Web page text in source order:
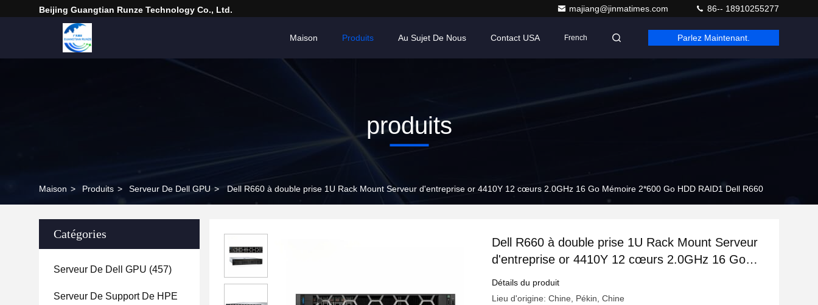
Beijing Guangtian Runze Technology Co., Ltd. majiang@jinmatimes.com 86-- 18910255277
Maison Produits Au Sujet De Nous Contact USA French Parlez Maintenant.
produits
Maison > Produits > Serveur De Dell GPU > Dell R660 à double prise 1U Rack Mount Serveur d'entreprise or 4410Y 12 cœurs 2.0GHz 16 Go Mémoire 2*600 Go HDD RAID1 Dell R660
Catégories
Serveur De Dell GPU (457)
Serveur De Support De HPE
Dell R660 à double prise 1U Rack Mount Serveur
d'entreprise or 4410Y 12 cœurs 2.0GHz 16 Go
Mémoire 2*600 Go HDD RAID1 Dell R660
Détails du produit
Lieu d'origine: Chine, Pékin, Chine